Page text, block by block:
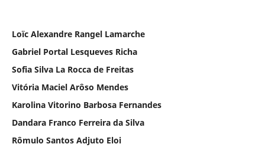
Loïc Alexandre Rangel Lamarche
Gabriel Portal Lesqueves Richa
Sofia Silva La Rocca de Freitas
Vitória Maciel Arôso Mendes
Karolina Vitorino Barbosa Fernandes
Dandara Franco Ferreira da Silva
Rômulo Santos Adjuto Eloi